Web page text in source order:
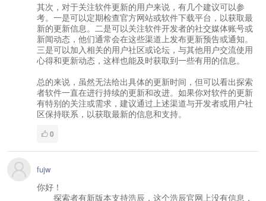
其次，对于关注软件更新的用户来说，有几个建议可以参
考。一是可以定期检查官方网站或软件下载平台，以获取最
新的更新信息。二是可以关注软件开发者的社交媒体账号或
新闻动态，他们通常会在这些渠道上发布更新预告或通知。
三是可以加入相关的用户社区或论坛，与其他用户交流使用
心得和更新动态，这样也能及时获取到一些有用的信息。
总的来说，虽然无法给出具体的更新时间，但可以看出探索
者软件一直在进行持续的更新和改进。如果你对软件的更新
有特别的关注或需求，建议通过上述渠道与开发者或用户社
区保持联系，以获取最新的信息和支持。
0
fujw
你好！
探索者有新版本支持浩辰，这个浩辰官网上没有信息，